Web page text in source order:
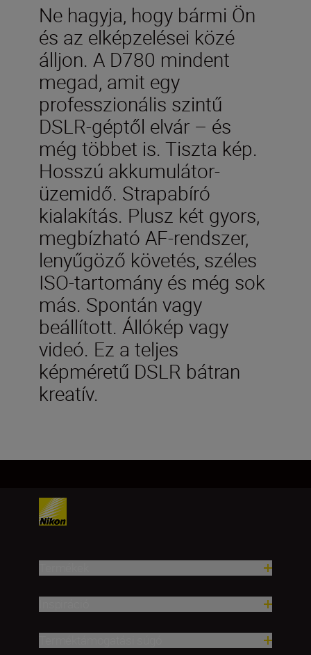
Ne hagyja, hogy bármi Ön
és az elképzelései közé
álljon. A D780 mindent
megad, amit egy
professzionális szintű
DSLR-géptől elvár – és
még többet is. Tiszta kép.
Hosszú akkumulátor-
üzemidő. Strapabíró
kialakítás. Plusz két gyors,
megbízható AF-rendszer,
lenyűgöző követés, széles
ISO-tartomány és még sok
más. Spontán vagy
beállított. Állókép vagy
videó. Ez a teljes
képméretű DSLR bátran
kreatív.